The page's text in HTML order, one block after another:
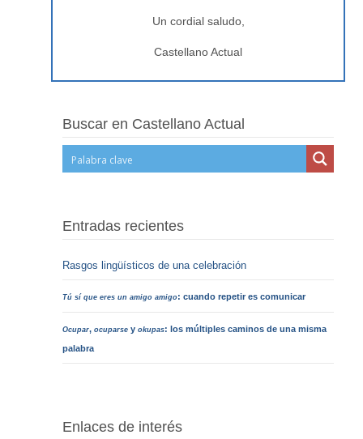
Un cordial saludo,
Castellano Actual
Buscar en Castellano Actual
Entradas recientes
Rasgos lingüísticos de una celebración
Tú sí que eres un amigo amigo: cuando repetir es comunicar
Ocupar,ocuparse yokupas: los múltiples caminos de una misma
palabra
Enlaces de interés